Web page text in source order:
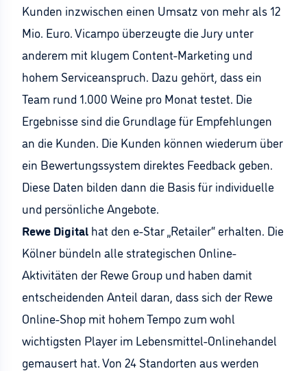
Kunden inzwischen einen Umsatz von mehr als 12
Mio. Euro. Vicampo überzeugte die Jury unter
anderem mit klugem Content-Marketing und
hohem Serviceanspruch. Dazu gehört, dass ein
Team rund 1.000 Weine pro Monat testet. Die
Ergebnisse sind die Grundlage für Empfehlungen
an die Kunden. Die Kunden können wiederum über
ein Bewertungssystem direktes Feedback geben.
Diese Daten bilden dann die Basis für individuelle
und persönliche Angebote.
Rewe Digital hat den e-Star „Retailer“ erhalten. Die
Kölner bündeln alle strategischen Online-
Aktivitäten der Rewe Group und haben damit
entscheidenden Anteil daran, dass sich der Rewe
Online-Shop mit hohem Tempo zum wohl
wichtigsten Player im Lebensmittel-Onlinehandel
gemausert hat. Von 24 Standorten aus werden